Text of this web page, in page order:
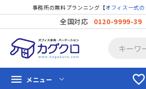
事務所の無料プランニング【オフィス一式の
全国対応 0120-9999-39
favorite_border
menu メニュー